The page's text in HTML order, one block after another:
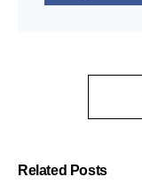
Related Posts